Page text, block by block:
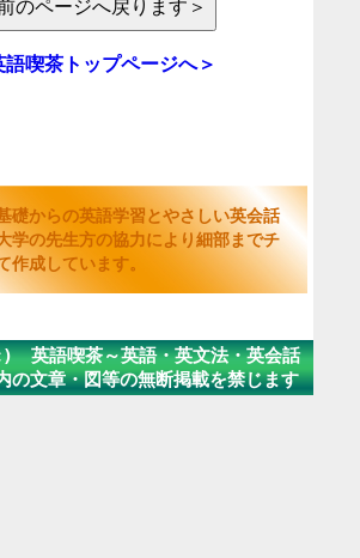
語喫茶トップページへ＞
礎からの英語学習とやさしい英会話
学の先生方の協力により細部までチ
作成しています。
語喫茶～英語・英文法・英会話
文章・図等の無断掲載を禁じます